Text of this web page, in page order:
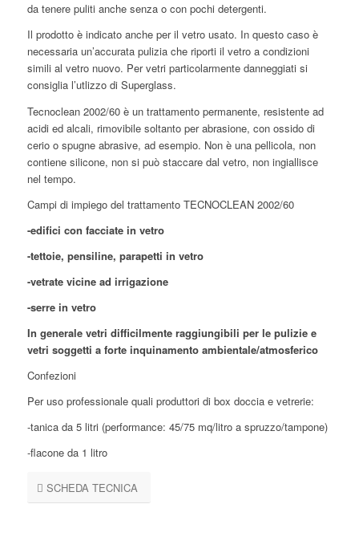
da tenere puliti anche senza o con pochi detergenti.
Il prodotto è indicato anche per il vetro usato. In questo caso è
necessaria un’accurata pulizia che riporti il vetro a condizioni
simili al vetro nuovo. Per vetri particolarmente danneggiati si
consiglia l’utlizzo di Superglass.
Tecnoclean 2002/60 è un trattamento permanente, resistente ad
acidi ed alcali, rimovibile soltanto per abrasione, con ossido di
cerio o spugne abrasive, ad esempio. Non è una pellicola, non
contiene silicone, non si può staccare dal vetro, non ingiallisce
nel tempo.
Campi di impiego del trattamento TECNOCLEAN 2002/60
-edifici con facciate in vetro
-tettoie, pensiline, parapetti in vetro
-vetrate vicine ad irrigazione
-serre in vetro
In generale vetri difficilmente raggiungibili per le pulizie e
vetri soggetti a forte inquinamento ambientale/atmosferico
Confezioni
Per uso professionale quali produttori di box doccia e vetrerie:
-tanica da 5 litri (performance: 45/75 mq/litro a spruzzo/tampone)
-flacone da 1 litro
SCHEDA TECNICA